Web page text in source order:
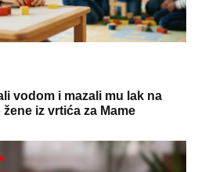
vodom i mazali mu lak na
iz vrtića za Mame